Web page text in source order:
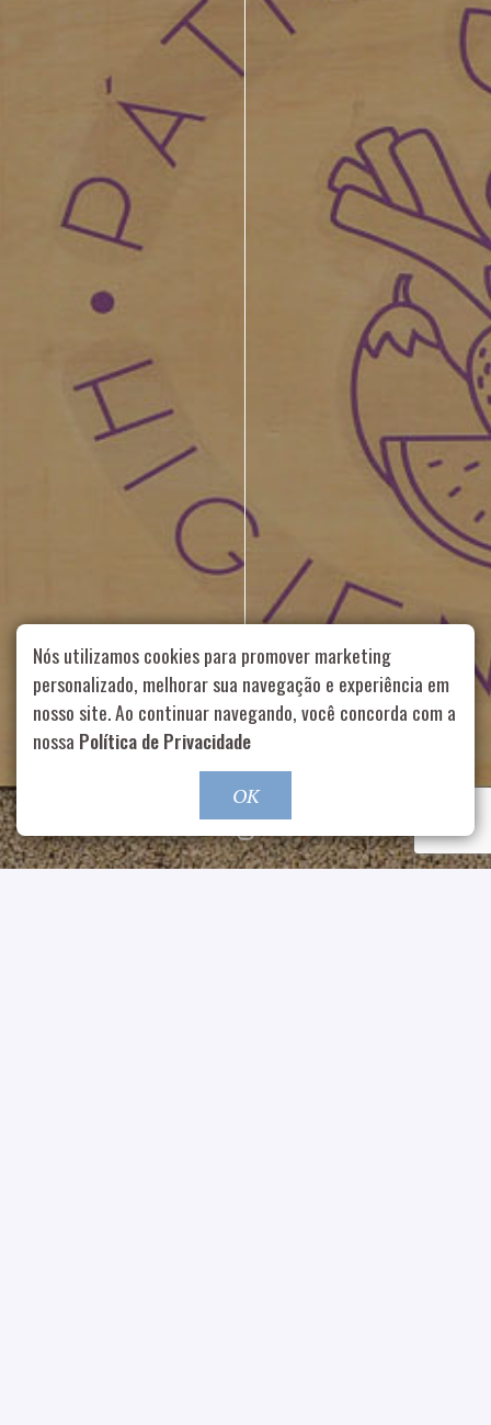
Rua Aurélia, 1714 – Vila Romana, São Paulo – SP | 55 11
99178-5848 | contato@nucleofood.com
Role para continar
Nós utilizamos cookies para promover marketing
personalizado, melhorar sua navegação e experiência em
nosso site. Ao continuar navegando, você concorda com a
nossa Política de Privacidade
OK